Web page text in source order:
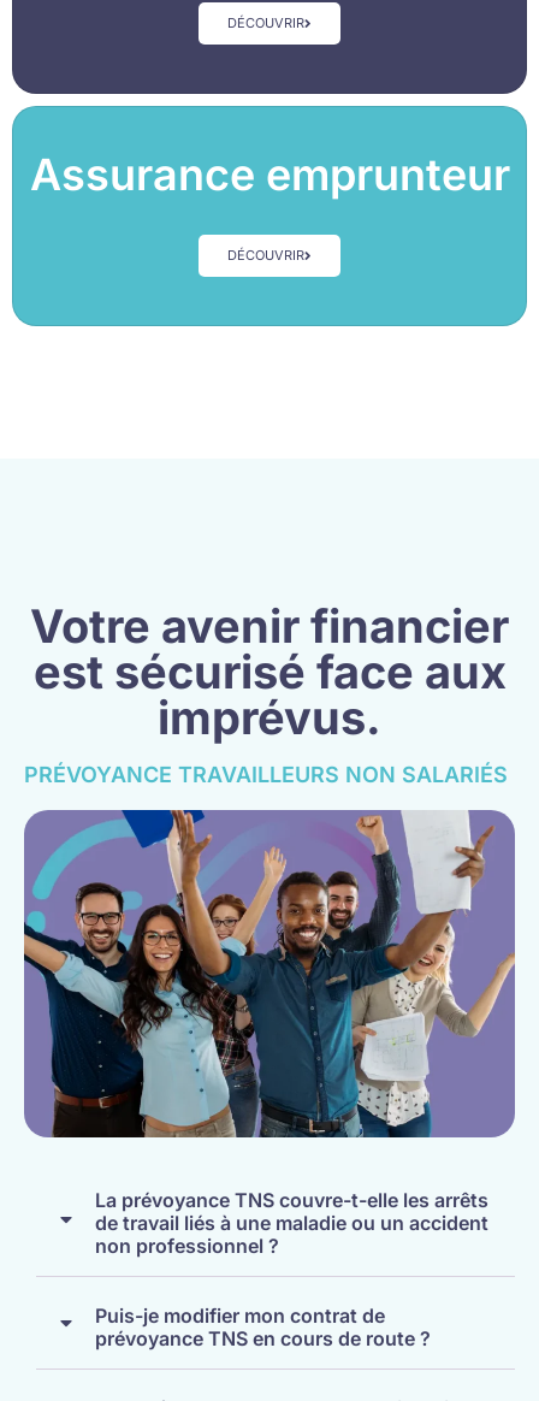
DÉCOUVRIR
Assurance emprunteur
DÉCOUVRIR
Votre avenir financier
est sécurisé face aux
imprévus.
PRÉVOYANCE TRAVAILLEURS NON SALARIÉS
La prévoyance TNS couvre-t-elle les arrêts
de travail liés à une maladie ou un accident
non professionnel ?
Puis-je modifier mon contrat de
prévoyance TNS en cours de route ?